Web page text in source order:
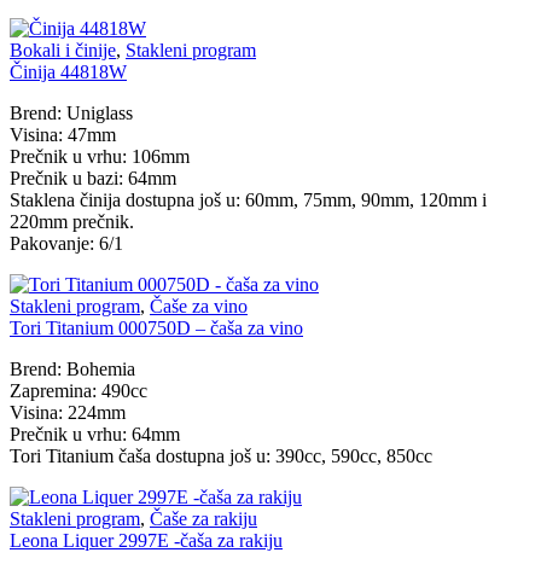
Bokali i činije, Stakleni program
Činija 44818W
Brend: Uniglass
Visina: 47mm
Prečnik u vrhu: 106mm
Prečnik u bazi: 64mm
Staklena činija dostupna još u: 60mm, 75mm, 90mm, 120mm i
220mm prečnik.
Pakovanje: 6/1
Stakleni program, Čaše za vino
Tori Titanium 000750D – čaša za vino
Brend: Bohemia
Zapremina: 490cc
Visina: 224mm
Prečnik u vrhu: 64mm
Tori Titanium čaša dostupna još u: 390cc, 590cc, 850cc
Stakleni program, Čaše za rakiju
Leona Liquer 2997E -čaša za rakiju